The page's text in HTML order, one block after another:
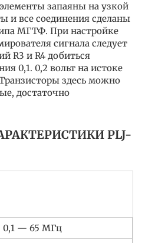
запаяны на узкой
и все соединения сделаны
МГТФ. При настройке
сигнала следует
R3 и R4 добиться
0,1. 0,2 вольт на истоке
здесь можно
достаточно
PLJ-
0,1 — 65 МГц